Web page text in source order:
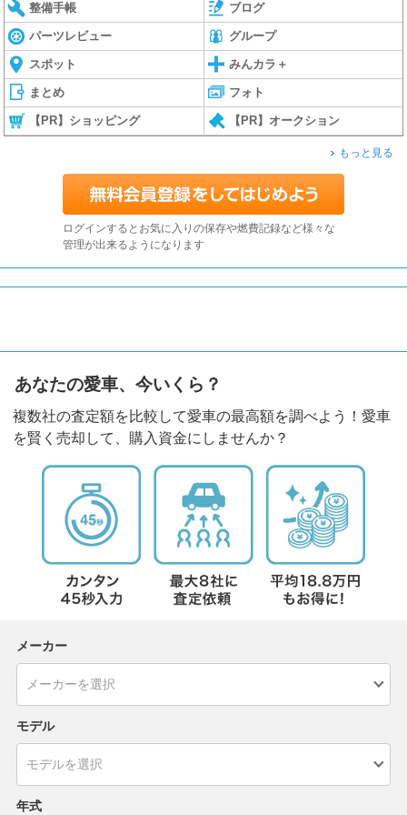
整備手帳 ブログ
パーツレビュー グループ
スポット みんカラ＋
まとめ フォト
【PR】ショッピング 【PR】オークション
もっと見る
ログインするとお気に入りの保存や燃費記録など様々な
管理が出来るようになります
あなたの愛車、今いくら？
複数社の査定額を比較して愛車の最高額を調べよう！愛車
を賢く売却して、購入資金にしませんか？
メーカー
モデル
年式